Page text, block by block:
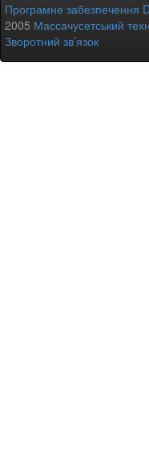
Програмне забезпечення
2005 Массачусетський
Зворотний зв’язок